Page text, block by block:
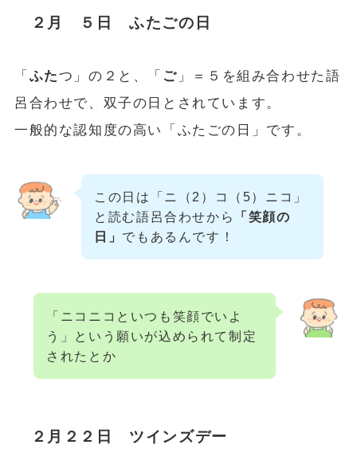
２月 ５日 ふたごの日
「 ふたつ」の２と、「 ご 」＝５を組み合わせた語
呂合わせで、双子の日とされています。
一般的な認知度の高い「ふたごの日」です。
この日は「ニ（2）コ（5）ニコ」
と読む語呂合わせから
「笑顔の
日」 でもあるんです！
「ニコニコといつも笑顔でいよ
う」という願いが込められて制定
されたとか
２月２２日 ツインズデー